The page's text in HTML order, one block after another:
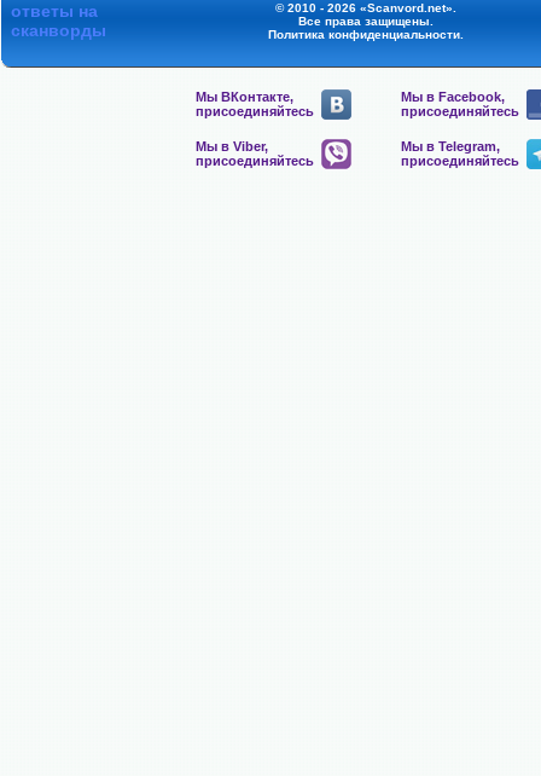
ответы на
сканворды
© 2010 - 2026 «Scanvord.net».
Все права защищены.
Политика конфиденциальности.
Мы ВКонтакте,
присоединяйтесь
Мы в Facebook,
присоединяйтесь
Мы в Viber,
присоединяйтесь
Мы в Telegram,
присоединяйтесь